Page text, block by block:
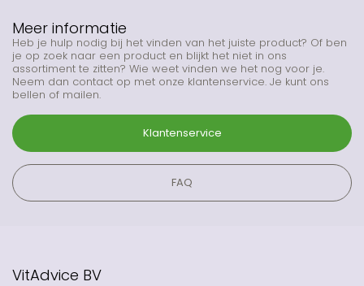
Meer informatie
Heb je hulp nodig bij het vinden van het juiste product? Of ben
je op zoek naar een product en blijkt het niet in ons
assortiment te zitten? Wie weet vinden we het nog voor je.
Neem dan contact op met onze klantenservice. Je kunt ons
bellen of mailen.
Klantenservice
FAQ
VitAdvice BV